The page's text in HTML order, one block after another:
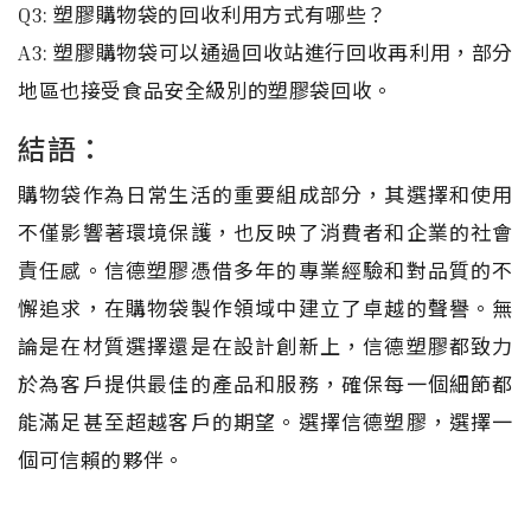
Q3: 塑膠購物袋的回收利用方式有哪些？
A3: 塑膠購物袋可以通過回收站進行回收再利用，部分
地區也接受食品安全級別的塑膠袋回收。
結語：
購物袋作為日常生活的重要組成部分，其選擇和使用
不僅影響著環境保護，也反映了消費者和企業的社會
責任感。信德塑膠憑借多年的專業經驗和對品質的不
懈追求，在購物袋製作領域中建立了卓越的聲譽。無
論是在材質選擇還是在設計創新上，信德塑膠都致力
於為客戶提供最佳的產品和服務，確保每一個細節都
能滿足甚至超越客戶的期望。選擇信德塑膠，選擇一
個可信賴的夥伴。